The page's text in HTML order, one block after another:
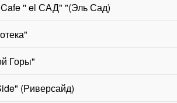
'' el САД" "(Эль Сад)
Горы"
(Риверсайд)